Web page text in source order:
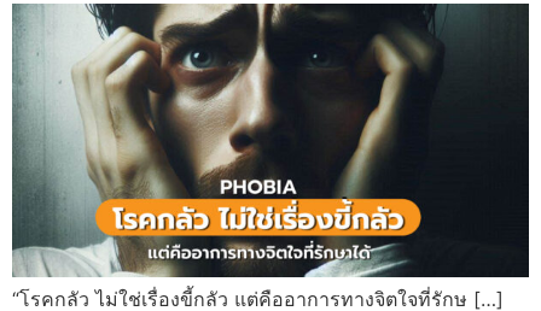
“โรคกลัว ไม่ใช่เรื่องขี้กลัว แต่คืออาการทางจิตใจที่รักษ […]